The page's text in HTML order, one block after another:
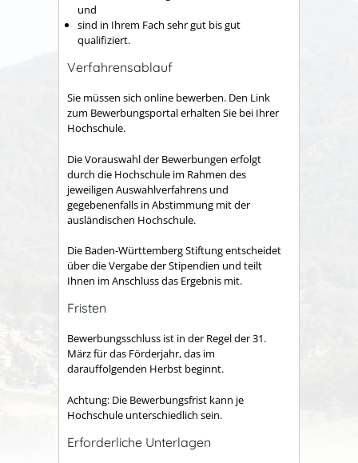
und
sind in Ihrem Fach sehr gut bis gut
qualifiziert.
Verfahrensablauf
Sie müssen sich online bewerben. Den Link
zum Bewerbungsportal erhalten Sie bei Ihrer
Hochschule.
Die Vorauswahl der Bewerbungen erfolgt
durch die Hochschule im Rahmen des
jeweiligen Auswahlverfahrens und
gegebenenfalls in Abstimmung mit der
ausländischen Hochschule.
Die Baden-Württemberg Stiftung entscheidet
über die Vergabe der Stipendien und teilt
Ihnen im Anschluss das Ergebnis mit.
Fristen
Bewerbungsschluss ist in der Regel der 31.
März für das Förderjahr, das im
darauffolgenden Herbst beginnt.
Achtung: Die Bewerbungsfrist kann je
Hochschule unterschiedlich sein.
Erforderliche Unterlagen